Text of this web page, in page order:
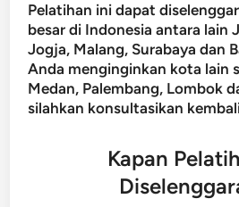
Pelatihan ini dapat
besar di Indonesia antara lain
Jogja, Malang, Surabaya dan
Anda menginginkan kota lain
Medan, Palembang, Lombok
silahkan konsultasikan
Kapan